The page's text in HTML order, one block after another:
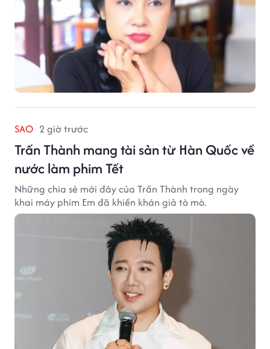
SAO 2 giờ trước
Trấn Thành mang tài sản từ Hàn Quốc về
nước làm phim Tết
Những chia sẻ mới đây của Trấn Thành trong ngày
khai máy phim Em đã khiến khán giả tò mò.